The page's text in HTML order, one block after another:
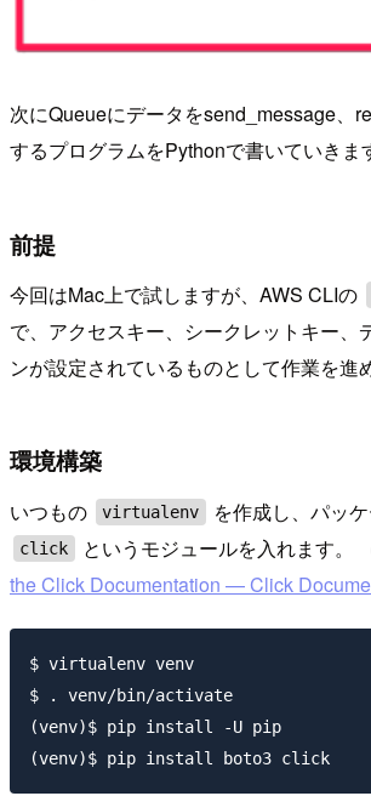
次にQueueにデータをsend_message、
するプログラムをPythonで書いていきま
前提
今回はMac上で試しますが、AWS CLIの
で、アクセスキー、シークレットキー、
ンが設定されているものとして作業を進
環境構築
いつもの virtualenv を作成し、パッ
click というモジュールを入れます。
the Click Documentation — Click
$ virtualenv venv
$ . venv/bin/activate
(venv)$ pip install -U pip